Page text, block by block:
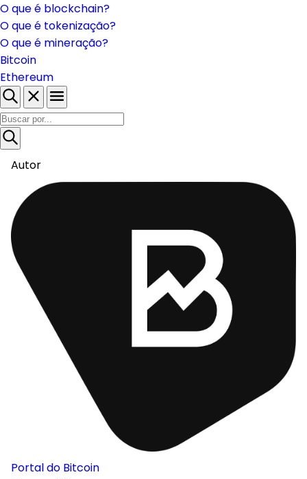
O que é blockchain?
O que é tokenização?
O que é mineração?
Bitcoin
Ethereum
Autor
Portal do Bitcoin